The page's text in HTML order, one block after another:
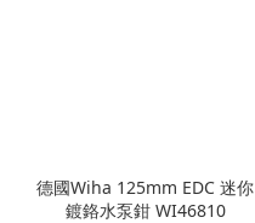
德國Wiha 125mm EDC 迷你
鍍鉻水泵鉗 WI46810